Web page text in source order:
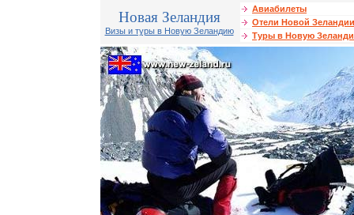
Новая Зеландия
Визы и туры в Новую Зеландию
Авиабилеты
Отели Новой Зеландии
Туры в Новую